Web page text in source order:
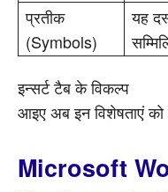
प्रतीक
(Symbols)
यह
इन्सर्ट टैब के विकल्प
आइए अब इन विशेषताएं
Microsoft